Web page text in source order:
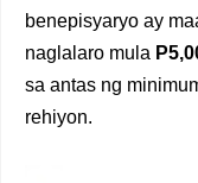
benepisyaryo ay
naglalaro mula
sa antas ng
rehiyon.